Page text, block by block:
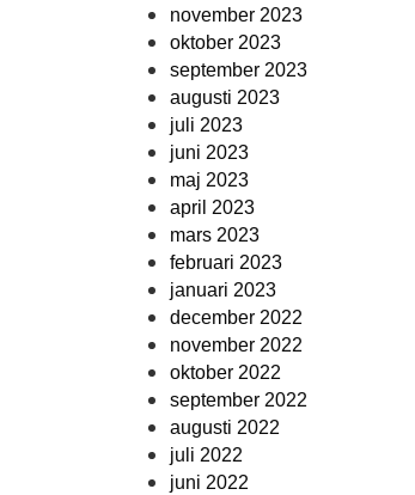
november 2023
oktober 2023
september 2023
augusti 2023
juli 2023
juni 2023
maj 2023
april 2023
mars 2023
februari 2023
januari 2023
december 2022
november 2022
oktober 2022
september 2022
augusti 2022
juli 2022
juni 2022